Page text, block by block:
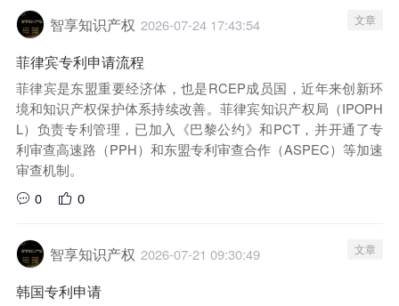
智享知识产权 2026-07-24 17:43:54 文章
菲律宾专利申请流程
菲律宾是东盟重要经济体，也是RCEP成员国，近年来创新环
境和知识产权保护体系持续改善。菲律宾知识产权局（IPOPH
L）负责专利管理，已加入《巴黎公约》和PCT，并开通了专
利审查高速路（PPH）和东盟专利审查合作（ASPEC）等加速
审查机制。
0
0
智享知识产权 2026-07-21 09:30:49 文章
韩国专利申请